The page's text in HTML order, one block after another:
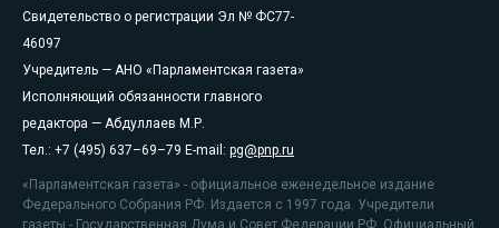
Свидетельство о регистрации Эл № ФС77-
46097
Учредитель — АНО «Парламентская газета»
Исполняющий обязанности главного
редактора — Абдуллаев М.Р.
Тел.: +7 (495) 637–69–79 E-mail: pg@pnp.ru
«Парламентская газета» - официальное еженедельное издание
Федерального Собрания РФ. Издается с 1997 года. Учредители
газеты - Государственная Дума и Совет Федерации РФ. Официальный